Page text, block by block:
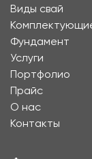
Виды свай
Фундамент
Услуги
Портфолио
Прайс
О нас
Контакты